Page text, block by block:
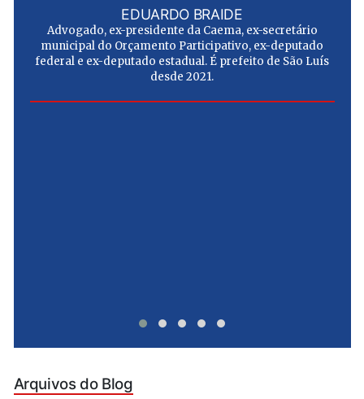
EDUARDO BRAIDE
Advogado, ex-presidente da Caema, ex-secretário
municipal do Orçamento Participativo, ex-deputado
federal e ex-deputado estadual. É prefeito de São Luís
desde 2021.
Arquivos do Blog